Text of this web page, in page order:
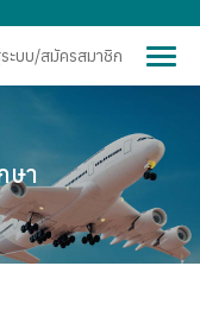
ะบบ/สมัครสมาชิก
ษา